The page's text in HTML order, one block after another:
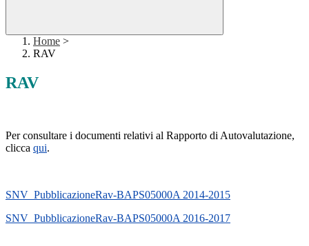
Home >
RAV
RAV
Per consultare i documenti relativi al Rapporto di Autovalutazione,
clicca qui.
SNV_PubblicazioneRav-BAPS05000A 2014-2015
SNV_PubblicazioneRav-BAPS05000A 2016-2017